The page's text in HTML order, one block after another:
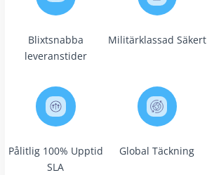
Blixtsnabba
leveranstider
Militärklassad Säkert
Pålitlig 100% Upptid
SLA
Global Täckning